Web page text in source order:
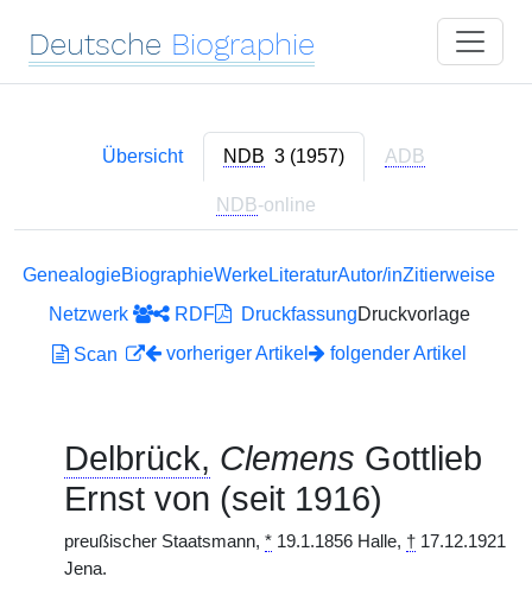
Deutsche Biographie
Übersicht NDB 3 (1957) ADB
NDB-online
GenealogieBiographieWerkeLiteraturAutor/inZitierweise
Netzwerk
RDF DruckfassungDruckvorlage
Scan
vorheriger Artikel folgender Artikel
Delbrück, Clemens Gottlieb
Ernst von (seit 1916)
preußischer Staatsmann, * 19.1.1856 Halle, † 17.12.1921
Jena.